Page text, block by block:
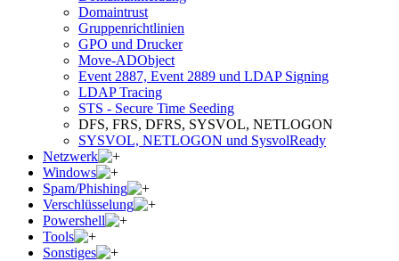
Domaintrust
Gruppenrichtlinien
GPO und Drucker
Move-ADObject
Event 2887, Event 2889 und LDAP Signing
LDAP Tracing
STS - Secure Time Seeding
DFS, FRS, DFRS, SYSVOL, NETLOGON
SYSVOL, NETLOGON und SysvolReady
Netzwerk
Windows
Spam/Phishing
Verschlüsselung
Powershell
Tools
Sonstiges